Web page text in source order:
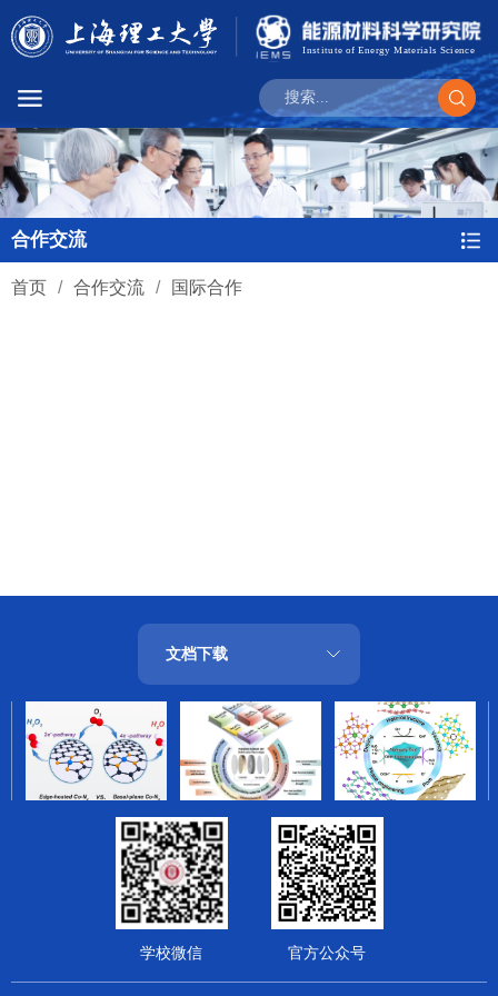
合作交流
首页 / 合作交流 / 国际合作
文档下载
学校微信 官方公众号